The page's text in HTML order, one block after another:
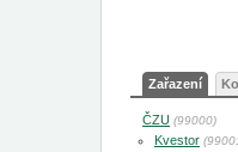
Zařazení
ČZU (99000)
Kvestor